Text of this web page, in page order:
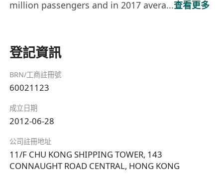
million passengers and in 2017 avera...查看更多
登記資訊
BRN/工商註冊號
60021123
成立日期
2012-06-28
公司註冊地址
11/F CHU KONG SHIPPING TOWER, 143
CONNAUGHT ROAD CENTRAL, HONG KONG